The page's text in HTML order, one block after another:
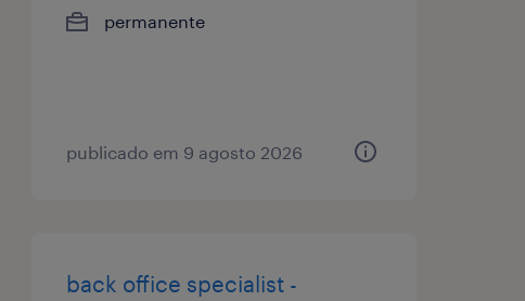
permanente
publicado em 9 agosto 2026
back office specialist -